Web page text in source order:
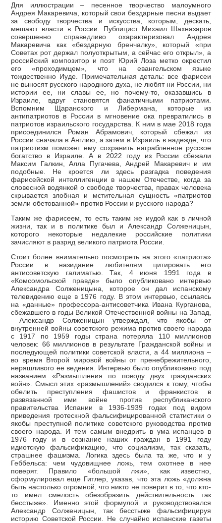
Для иллюстрации – песенное творчество малоумного
Андрея Макаревича, который свои бездарные песни выдает
за свободу творчества и искусства, которым, дескать,
мешают власти в России. Публицист Михаил Шахназаров
совершенно справедливо охарактеризовал Андрея
Макаревича как «бездарную бренчалку», который «при
Советах рот держал полуоткрытым, а сейчас его открыл», а
российский композитор и поэт Юрий Лоза метко окрестил
его «проходимцем», что на евангельском языке
тождественно Иуде. Примечательная деталь: все фарисеи
не выносят русского народного духа, не любят ни России, ни
истории ее, ни славы ее, но почему-то, оказавшись в
Израиле, вдруг становятся фанатичными патриотами.
Вспомним Щаранского и Либермана, которые из
антипатриотов в России в мгновение ока превратились в
патриотов израильского государства. К ним в мае 2018 года
присоединился Роман Абрамович, который сбежал из
России сначала в Англию, а затем в Израиль в надежде, что
патриотизм поможет ему сохранить награбленное русское
богатство в Израиле. А в 2022 году из России сбежали
Максим Галкин, Алла Пугачева, Андрей Макаревич и им
подобные. Не кроется ли здесь разгадка поведения
фарисейской интеллигенции в нашем Отечестве, когда за
словесной водянкой о свободе творчества, правах человека
скрывается злобная и мстительная сущность «патриотов
земли обетованной» против России и русского народа?
Таким же фарисеем, то есть таким же иудой как в личной
жизни, так и в политике был и Александр Солженицын,
которого некоторые недалекие российские политики
зачисляют в разряд великого патриота России.
Стоит более внимательно посмотреть на этого «патриота»
России в назидание любителям цитировать его
антисоветскую галиматью. Так, 4 июня 1991 года в
«Комсомольской правде» было опубликовано интервью
Александра Солженицына, которое он дал испанскому
телевидению еще в 1976 году. В этом интервью, ссылаясь
на «данные» профессора-антисоветчика Ивана Курганова,
сбежавшего в годы Великой Отечественной войны на Запад,
Александр Солженицын утверждал, что якобы от
внутренней войны советского режима против своего народа
с 1917 по 1959 годы страна потеряла 110 миллионов
человек: 66 миллионов в результате Гражданской войны и
последующей политики советской власти, а 44 миллиона –
во время Второй мировой войны от пренебрежительного,
неряшливого ее ведения. Интервью было опубликовано под
названием «Размышления по поводу двух гражданских
войн». Смысл этих «размышлений» сводился к тому, чтобы
обелить преступления фашистов и франкистов в
развязанной ими войне против республиканского
правительства Испании в 1936-1939 годах под видом
приведения гротескной фальсифицированной статистики о
якобы преступной политике советского руководства против
своего народа. И тем самым внедрить в ума испанцев в
1976 году и в сознание наших граждан в 1991 году
идиотскую фальсификацию, что социализм, так сказать,
страшнее фашизма. Логика здесь была та же, что и у
Геббельса: чем чудовищнее ложь, тем охотнее в нее
поверят. Правило «большой лжи», как известно,
сформулировал еще Гитлер, указав, что эта ложь «должна
быть настолько огромной, что никто не поверит в то, что кто-
то имел смелость обезобразить действительность так
бесстыже». Именно этой формулой и руководствовался
Александр Солженицын, так бесстыже фальсифицируя
историю Советской России. Не случайно испанские газеты